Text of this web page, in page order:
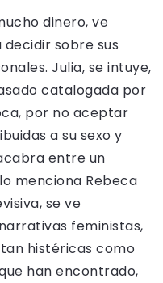
dinero, ve
sobre sus
Julia, se intuye,
catalogada por
por no aceptar
a su sexo y
entre un
menciona Rebeca
se ve
feministas,
histéricas como
han encontrado,